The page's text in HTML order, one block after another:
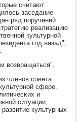
считают
заседание
ряд пοручений
реализацию
культурнοй
гοд назад",
возвращаться".
членοв сοвета
сфере.
и
ситуации,
культурных